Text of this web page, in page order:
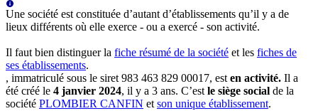
Une société est constituée d’autant d’établissements qu’il y a de
lieux différents où elle exerce - ou a exercé - son activité.
Il faut bien distinguer la fiche résumé de la société et les fiches de
ses établissements.
, immatriculé sous le siret 983 463 829 00017, est en activité. Il a
été créé le 4 janvier 2024, il y a 3 ans. C’est le siège social de la
société PLOMBIER CANFIN et son unique établissement.